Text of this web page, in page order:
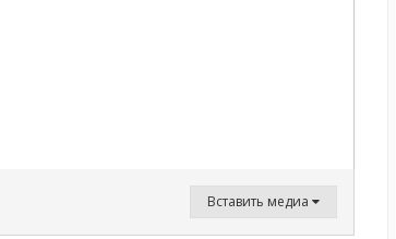
Вставить медиа